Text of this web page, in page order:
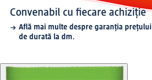
Convenabil cu fiecare achiziție
Află mai multe despre garanția prețului
de durată la dm.